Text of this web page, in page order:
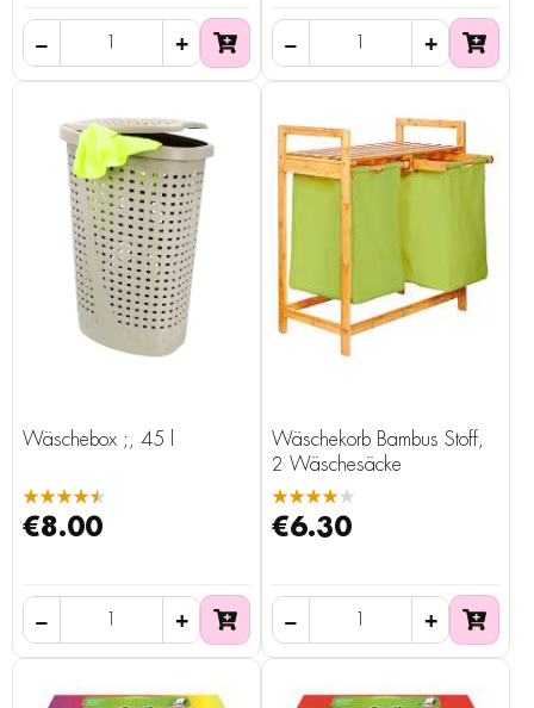
Wäschebox ;, 45 l
★★★★★
€8.00
Wäschekorb Bambus Stoff,
2 Wäschesäcke
★★★★★
€6.30